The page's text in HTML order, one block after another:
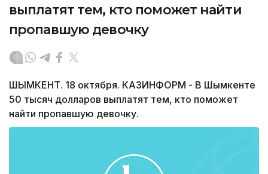
выплатят тем, кто поможет найти
пропавшую девочку
ШЫМКЕНТ. 18 октября. КАЗИНФОРМ - В Шымкенте
50 тысяч долларов выплатят тем, кто поможет
найти пропавшую девочку.